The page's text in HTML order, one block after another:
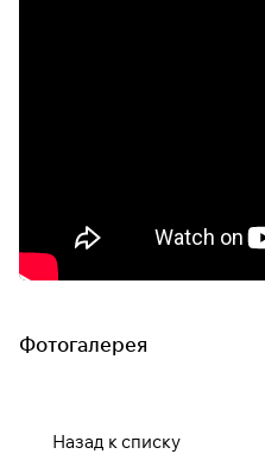
Фотогалерея
Назад к списку